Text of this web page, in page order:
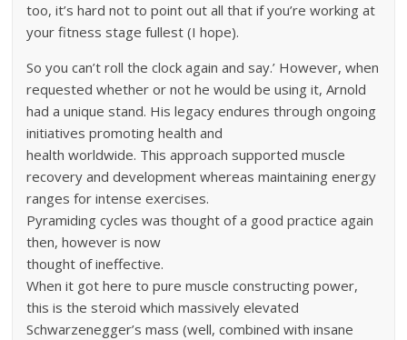
too, it’s hard not to point out all that if you’re working at
your fitness stage fullest (I hope).
So you can’t roll the clock again and say.’ However, when
requested whether or not he would be using it, Arnold
had a unique stand. His legacy endures through ongoing
initiatives promoting health and
health worldwide. This approach supported muscle
recovery and development whereas maintaining energy
ranges for intense exercises.
Pyramiding cycles was thought of a good practice again
then, however is now
thought of ineffective.
When it got here to pure muscle constructing power,
this is the steroid which massively elevated
Schwarzenegger’s mass (well, combined with insane